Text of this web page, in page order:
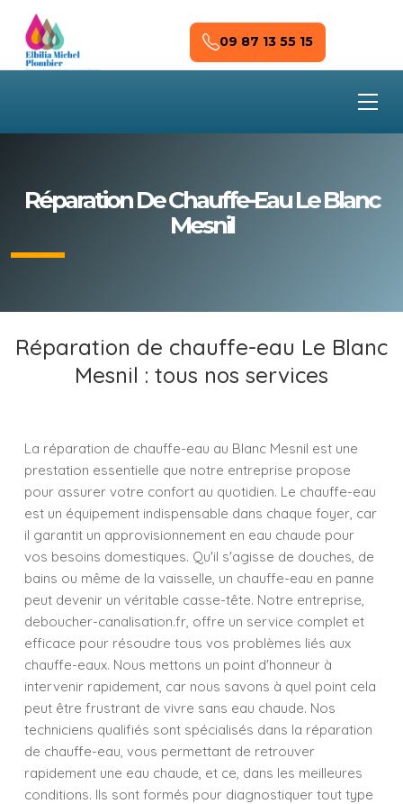
Skip to main content
09 87 13 55 15
Réparation De Chauffe-Eau Le Blanc
Mesnil
Réparation de chauffe-eau Le Blanc
Mesnil : tous nos services
La réparation de chauffe-eau au Blanc Mesnil est une
prestation essentielle que notre entreprise propose
pour assurer votre confort au quotidien. Le chauffe-eau
est un équipement indispensable dans chaque foyer, car
il garantit un approvisionnement en eau chaude pour
vos besoins domestiques. Qu'il s'agisse de douches, de
bains ou même de la vaisselle, un chauffe-eau en panne
peut devenir un véritable casse-tête. Notre entreprise,
deboucher-canalisation.fr, offre un service complet et
efficace pour résoudre tous vos problèmes liés aux
chauffe-eaux. Nous mettons un point d'honneur à
intervenir rapidement, car nous savons à quel point cela
peut être frustrant de vivre sans eau chaude. Nos
techniciens qualifiés sont spécialisés dans la réparation
de chauffe-eau, vous permettant de retrouver
rapidement une eau chaude, et ce, dans les meilleures
conditions. Ils sont formés pour diagnostiquer tout type